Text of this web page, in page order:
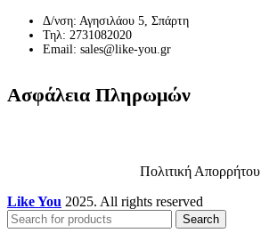
Δ/νση: Αγησιλάου 5, Σπάρτη
Τηλ: 2731082020
Email: sales@like-you.gr
Ασφάλεια Πληρωμών
Πολιτική Απορρήτου
Like You 2025. All rights reserved
Search